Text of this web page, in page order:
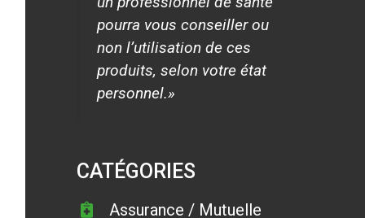
pourra vous conseiller ou
non l’utilisation de ces
produits, selon votre état
personnel.»
CATÉGORIES
Assurance / Mutuelle